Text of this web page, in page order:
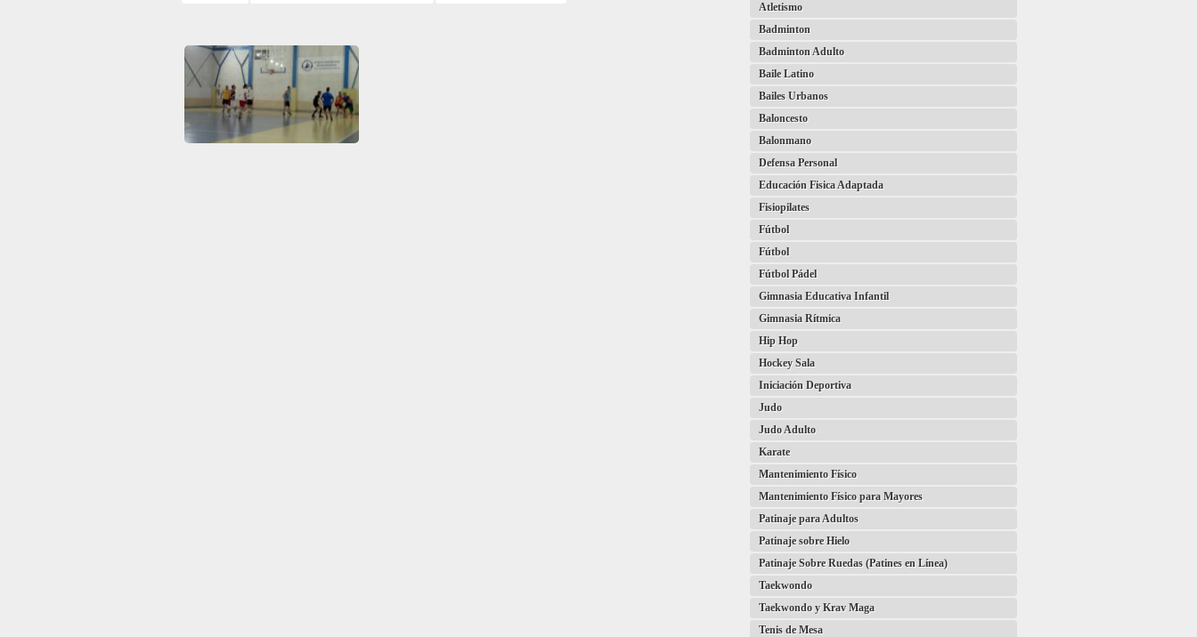
Atletismo
Badminton
Badminton Adulto
Baile Latino
Bailes Urbanos
Baloncesto
Balonmano
Defensa Personal
Educación Fisica Adaptada
Fisiopilates
Fútbol
Fútbol
Fútbol Pádel
Gimnasia Educativa Infantil
Gimnasia Rítmica
Hip Hop
Hockey Sala
Iniciación Deportiva
Judo
Judo Adulto
Karate
Mantenimiento Físico
Mantenimiento Físico para Mayores
Patinaje para Adultos
Patinaje sobre Hielo
Patinaje Sobre Ruedas (Patines en Línea)
Taekwondo
Taekwondo y Krav Maga
Tenis de Mesa